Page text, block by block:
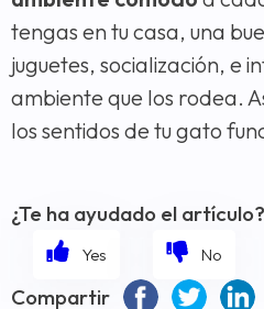
tengas en tu casa, una
juguetes, socialización, e
ambiente que los rodea.
los sentidos de tu gato
¿Te ha ayudado el artículo?
Compartir